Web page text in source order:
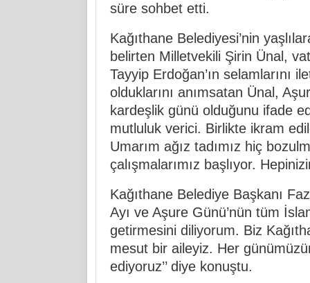
süre sohbet etti.
Kağıthane Belediyesi’nin
belirten Milletvekili Şirin Ünal,
Tayyip Erdoğan’ın selamlarını
olduklarını anımsatan Ünal,
kardeşlik günü olduğunu ifade
mutluluk verici. Birlikte ikram
Umarım ağız tadımız hiç
çalışmalarımız başlıyor.
Kağıthane Belediye Başkanı
Ayı ve Aşure Günü’nün tüm
getirmesini diliyorum. Biz
mesut bir aileyiz. Her
ediyoruz’’ diye konuştu.